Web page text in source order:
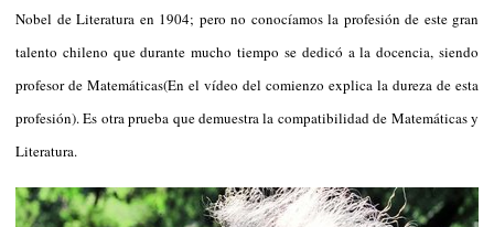
Nobel de Literatura en 1904; pero no conocíamos la profesión de este gran
talento chileno que durante mucho tiempo se dedicó a la docencia, siendo
profesor de Matemáticas(En el vídeo del comienzo explica la dureza de esta
profesión). Es otra prueba que demuestra la compatibilidad de Matemáticas y
Literatura.